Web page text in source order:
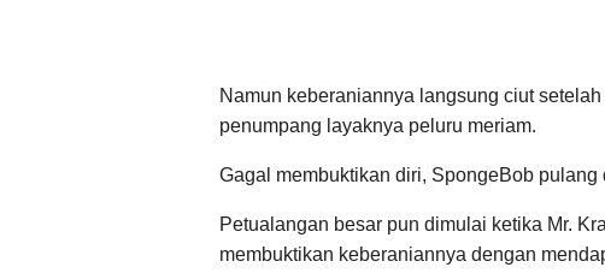
Namun keberaniannya langsung ciut
penumpang layaknya peluru meriam.
Gagal membuktikan diri, SpongeBob
Petualangan besar pun dimulai ketika Mr.
membuktikan keberaniannya dengan